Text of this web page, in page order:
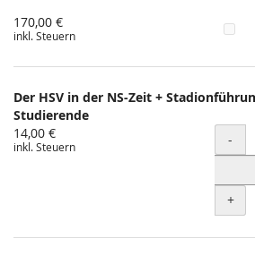
170,00 €
inkl. Steuern
Der HSV in der NS-Zeit +
Studierende
14,00 €
inkl. Steuern -
+